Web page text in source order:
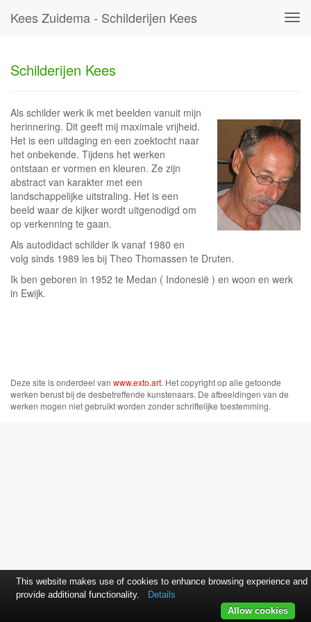
Kees Zuidema - Schilderijen Kees
Schilderijen Kees
Als schilder werk ik met beelden vanuit mijn
herinnering. Dit geeft mij maximale vrijheid.
Het is een uitdaging en een zoektocht naar
het onbekende. Tijdens het werken
ontstaan er vormen en kleuren. Ze zijn
abstract van karakter met een
landschappelijke uitstraling. Het is een
beeld waar de kijker wordt uitgenodigd om
op verkenning te gaan.
Als autodidact schilder ik vanaf 1980 en
volg sinds 1989 les bij Theo Thomassen te Druten.
Ik ben geboren in 1952 te Medan ( Indonesië ) en woon en werk
in Ewijk.
Deze site is onderdeel van www.exto.art. Het copyright op alle getoonde
werken berust bij de desbetreffende kunstenaars. De afbeeldingen van de
werken mogen niet gebruikt worden zonder schriftelijke toestemming.
This website makes use of cookies to enhance browsing experience and
provide additional functionality.
Details
Allow cookies